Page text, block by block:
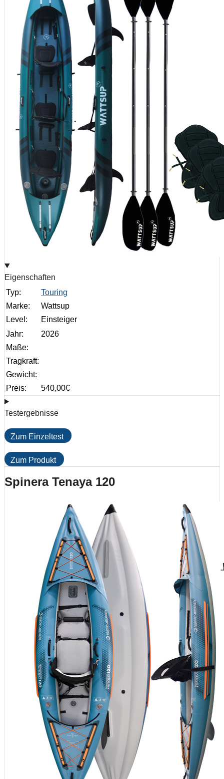
Eigenschaften
Typ:
Touring
Marke:
Wattsup
Level:
Einsteiger
Jahr:
2026
Maße:
Tragkraft:
Gewicht:
Preis:
540,00€
Testergebnisse
Zum Einzeltest
Zum Produkt
Spinera Tenaya 120